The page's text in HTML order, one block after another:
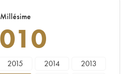
Millésime
2015 2014
2013